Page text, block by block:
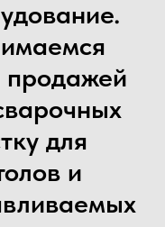
продажей
для
и